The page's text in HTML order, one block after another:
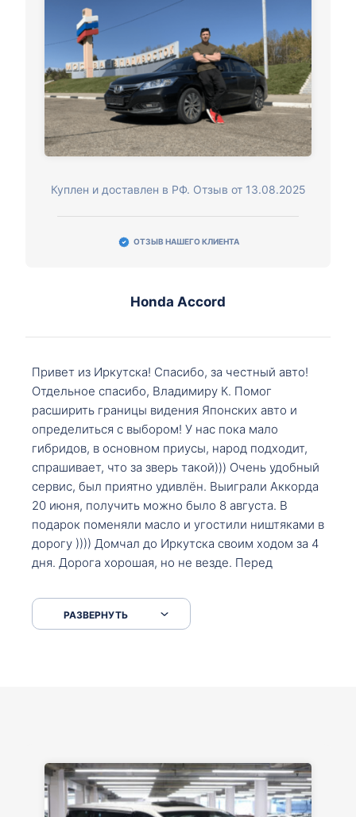
Куплен и доставлен в РФ. Отзыв от 13.08.2025
ОТЗЫВ НАШЕГО КЛИЕНТА
Honda Accord
Привет из Иркутска! Спасибо, за честный авто!
Отдельное спасибо, Владимиру К. Помог
расширить границы видения Японских авто и
определиться с выбором! У нас пока мало
гибридов, в основном приусы, народ подходит,
спрашивает, что за зверь такой))) Очень удобный
сервис, был приятно удивлён. Выиграли Аккорда
20 июня, получить можно было 8 августа. В
подарок поменяли масло и угостили ништяками в
дорогу )))) Домчал до Иркутска своим ходом за 4
дня. Дорога хорошая, но не везде. Перед
серпантинах по пути следования.
РАЗВЕРНУТЬ